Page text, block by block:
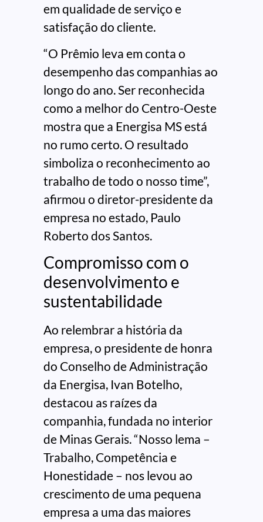
em qualidade de serviço e
satisfação do cliente.
“O Prêmio leva em conta o
desempenho das companhias ao
longo do ano. Ser reconhecida
como a melhor do Centro-Oeste
mostra que a Energisa MS está
no rumo certo. O resultado
simboliza o reconhecimento ao
trabalho de todo o nosso time”,
afirmou o diretor-presidente da
empresa no estado, Paulo
Roberto dos Santos.
Compromisso com o
desenvolvimento e
sustentabilidade
Ao relembrar a história da
empresa, o presidente de honra
do Conselho de Administração
da Energisa, Ivan Botelho,
destacou as raízes da
companhia, fundada no interior
de Minas Gerais. “Nosso lema –
Trabalho, Competência e
Honestidade – nos levou ao
crescimento de uma pequena
empresa a uma das maiores